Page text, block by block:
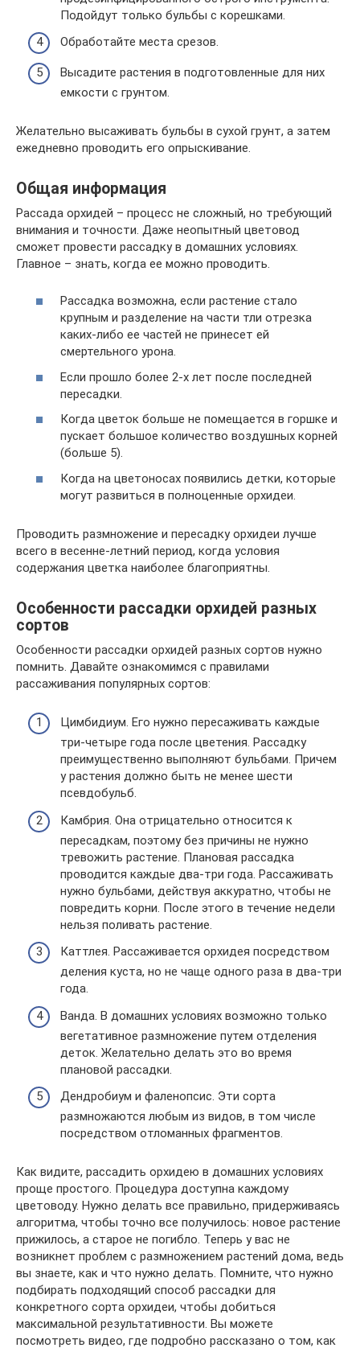
Подойдут только бульбы с корешками.
Обработайте места срезов.
Высадите растения в подготовленные для них
емкости с грунтом.
Желательно высаживать бульбы в сухой грунт, а затем
ежедневно проводить его опрыскивание.
Общая информация
Рассада орхидей – процесс не сложный, но требующий
внимания и точности. Даже неопытный цветовод
сможет провести рассадку в домашних условиях.
Главное – знать, когда ее можно проводить.
Рассадка возможна, если растение стало
крупным и разделение на части тли отрезка
каких-либо ее частей не принесет ей
смертельного урона.
Если прошло более 2-х лет после последней
пересадки.
Когда цветок больше не помещается в горшке и
пускает большое количество воздушных корней
(больше 5).
Когда на цветоносах появились детки, которые
могут развиться в полноценные орхидеи.
Проводить размножение и пересадку орхидеи лучше
всего в весенне-летний период, когда условия
содержания цветка наиболее благоприятны.
Особенности рассадки орхидей разных
сортов
Особенности рассадки орхидей разных сортов нужно
помнить. Давайте ознакомимся с правилами
рассаживания популярных сортов:
Цимбидиум. Его нужно пересаживать каждые
три-четыре года после цветения. Рассадку
преимущественно выполняют бульбами. Причем
у растения должно быть не менее шести
псевдобульб.
Камбрия. Она отрицательно относится к
пересадкам, поэтому без причины не нужно
тревожить растение. Плановая рассадка
проводится каждые два-три года. Рассаживать
нужно бульбами, действуя аккуратно, чтобы не
повредить корни. После этого в течение недели
нельзя поливать растение.
Каттлея. Рассаживается орхидея посредством
деления куста, но не чаще одного раза в два-три
года.
Ванда. В домашних условиях возможно только
вегетативное размножение путем отделения
деток. Желательно делать это во время
плановой рассадки.
Дендробиум и фаленопсис. Эти сорта
размножаются любым из видов, в том числе
посредством отломанных фрагментов.
Как видите, рассадить орхидею в домашних условиях
проще простого. Процедура доступна каждому
цветоводу. Нужно делать все правильно, придерживаясь
алгоритма, чтобы точно все получилось: новое растение
прижилось, а старое не погибло. Теперь у вас не
возникнет проблем с размножением растений дома, ведь
вы знаете, как и что нужно делать. Помните, что нужно
подбирать подходящий способ рассадки для
конкретного сорта орхидеи, чтобы добиться
максимальной результативности. Вы можете
посмотреть видео, где подробно рассказано о том, как